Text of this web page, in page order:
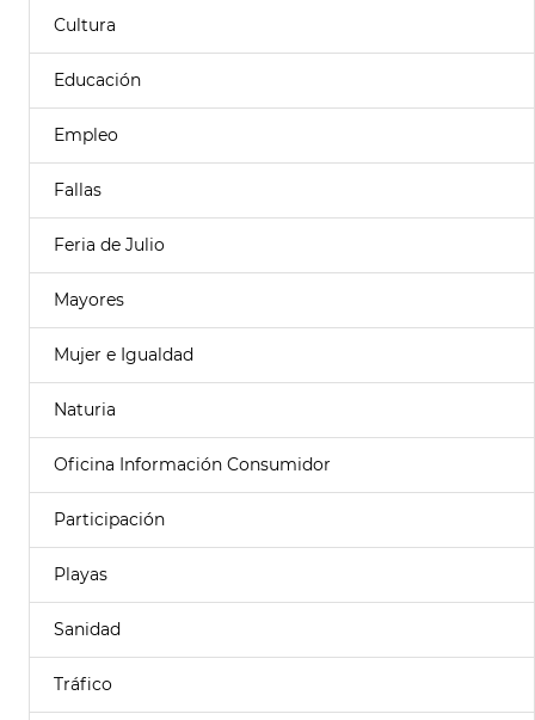
Cultura
Educación
Empleo
Fallas
Feria de Julio
Mayores
Mujer e Igualdad
Naturia
Oficina Información Consumidor
Participación
Playas
Sanidad
Tráfico